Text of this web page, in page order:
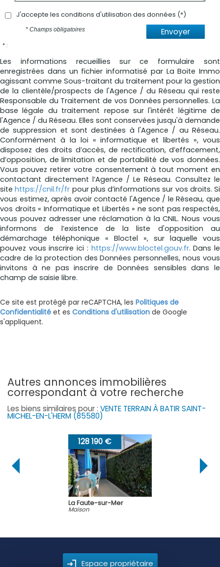
J'accepte les conditions d'utilisation des données (*)
Envoyer
* Champs obligatoires
* :
Les informations recueillies sur ce formulaire sont
enregistrées dans un fichier informatisé par La Boite Immo
agissant comme Sous-traitant du traitement pour la gestion
de la clientèle/prospects de l'Agence / du Réseau qui reste
Responsable du Traitement de vos Données personnelles. La
base légale du traitement repose sur l'intérêt légitime de
l'Agence / du Réseau. Elles sont conservées jusqu'à demande
de suppression et sont destinées à l'Agence / au Réseau.
Conformément à la loi « informatique et libertés », vous
disposez des droits d’accès, de rectification, d’effacement,
d’opposition, de limitation et de portabilité de vos données.
Vous pouvez retirer votre consentement à tout moment en
contactant directement l’Agence / Le Réseau. Consultez le
sitehttps://cnil.fr/fr pour plus d’informations sur vos droits. Si
vous estimez, après avoir contacté l'Agence / le Réseau, que
vos droits « Informatique et Libertés » ne sont pas respectés,
vous pouvez adresser une réclamation à la CNIL. Nous vous
informons de l’existence de la liste d'opposition au
démarchage téléphonique « Bloctel », sur laquelle vous
pouvez vous inscrire ici : https://www.bloctel.gouv.fr. Dans le
cadre de la protection des Données personnelles, nous vous
invitons à ne pas inscrire de Données sensibles dans le
champ de saisie libre.
Ce site est protégé par reCAPTCHA, les Politiques de
Confidentialité et es Conditions d'utilisation de Google
s'appliquent.
autres annonces immobilières
correspondant à votre recherche
Les biens similaires pour : VENTE TERRAIN À BATIR SAINT-
MICHEL-EN-L'HERM (85580)
128 190 €
La Faute-sur-Mer
Maison
Espace propriétaire